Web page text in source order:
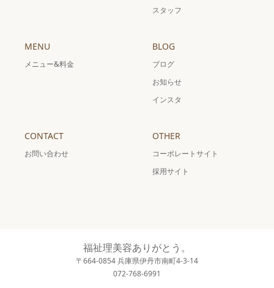
スタッフ
MENU
メニュー&料金
BLOG
ブログ
お知らせ
インスタ
CONTACT
お問い合わせ
OTHER
コーポレートサイト
採用サイト
福祉理美容ありがとう。
〒664-0854 兵庫県伊丹市南町4-3-14
072-768-6991